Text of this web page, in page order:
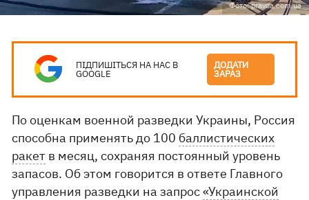
Фото: pravda.com.ua
ПІДПИШІТЬСЯ НА НАС В
GOOGLE
ДОДАТИ
ЗАРАЗ
По оценкам военной разведки Украины, Россия
способна применять до 100 баллистических
ракет в месяц, сохраняя постоянный уровень
запасов. Об этом говорится в ответе Главного
управления разведки на запрос«Украинской